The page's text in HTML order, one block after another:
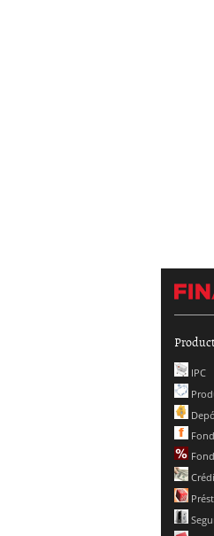
IPC